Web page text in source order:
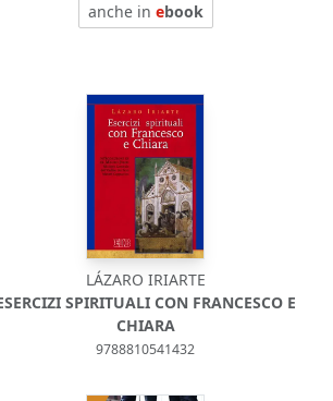
anche in ebook
LÁZARO IRIARTE
SPIRITUALI CON FRANCESCO E
CHIARA
9788810541432